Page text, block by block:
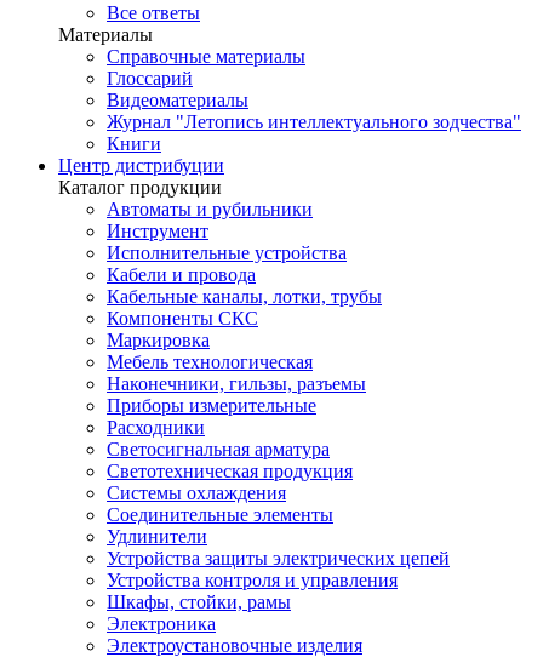
Все ответы
Материалы
Справочные материалы
Глоссарий
Видеоматериалы
Журнал "Летопись интеллектуального зодчества"
Книги
Центр дистрибуции
Каталог продукции
Автоматы и рубильники
Инструмент
Исполнительные устройства
Кабели и провода
Кабельные каналы, лотки, трубы
Компоненты СКС
Маркировка
Мебель технологическая
Наконечники, гильзы, разъемы
Приборы измерительные
Расходники
Светосигнальная арматура
Светотехническая продукция
Системы охлаждения
Соединительные элементы
Удлинители
Устройства защиты электрических цепей
Устройства контроля и управления
Шкафы, стойки, рамы
Электроника
Электроустановочные изделия